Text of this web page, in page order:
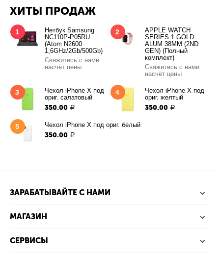
ХИТЫ ПРОДАЖ
1
Нетбук Samsung
NC110P-P05RU
(Atom N2600
1,6GHz/2Gb/500Gb)
Свяжитесь с нами
насчёт цены
2
APPLE WATCH
SERIES 1 GOLD
ALUM 38MM (2ND
GEN) (Полный
комплект)
Свяжитесь с нами
насчёт цены
3
Чехол iPhone X под
ориг. салатовый
350.00 Р
4
Чехол iPhone X под
ориг. желтый
350.00 Р
5 Чехол iPhone X под ориг. белый
350.00 Р
ЗАРАБАТЫВАЙТЕ С НАМИ
МАГАЗИН
СЕРВИСЫ